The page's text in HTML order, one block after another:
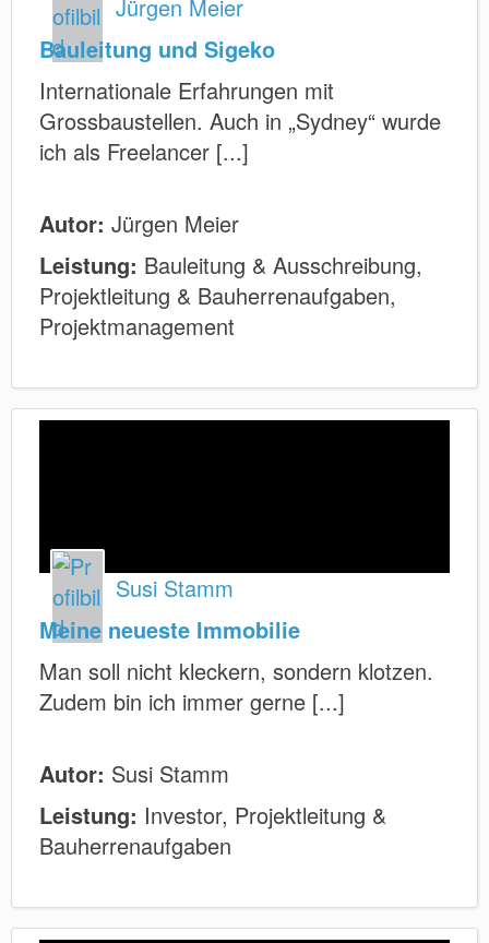
Jürgen Meier
Bauleitung und Sigeko
Internationale Erfahrungen mit
Grossbaustellen. Auch in „Sydney“ wurde
ich als Freelancer [...]
Autor: Jürgen Meier
Leistung: Bauleitung & Ausschreibung,
Projektleitung & Bauherrenaufgaben,
Projektmanagement
Susi Stamm
Meine neueste Immobilie
Man soll nicht kleckern, sondern klotzen.
Zudem bin ich immer gerne [...]
Autor: Susi Stamm
Leistung: Investor, Projektleitung &
Bauherrenaufgaben